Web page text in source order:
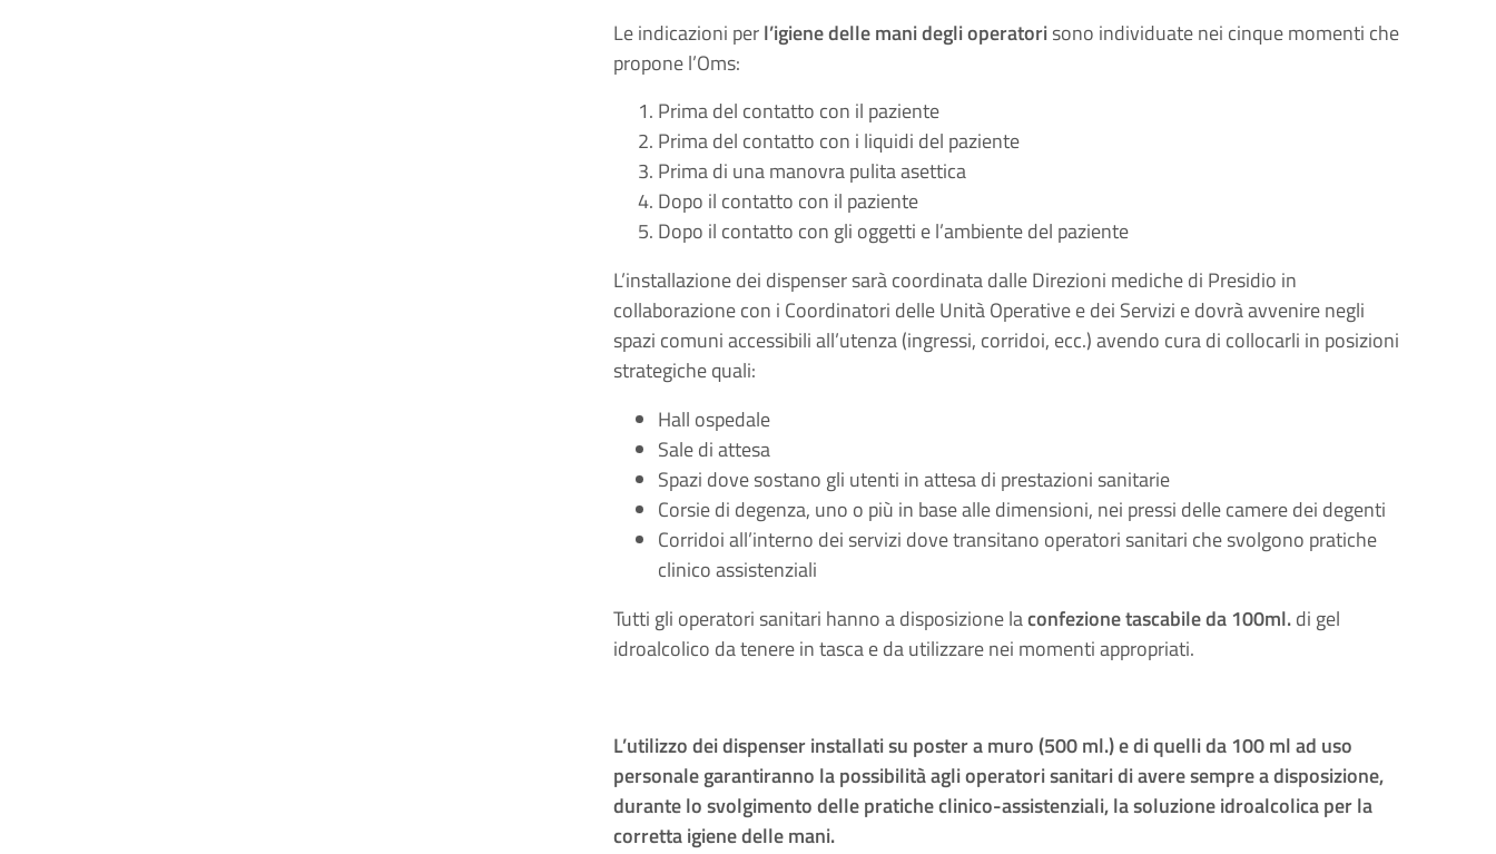
Le indicazioni perl’igiene delle mani degli operatorisono individuate nei cinque momenti che
propone l’Oms:
Prima del contatto con il paziente
Prima del contatto con i liquidi del paziente
Prima di una manovra pulita asettica
Dopo il contatto con il paziente
Dopo il contatto con gli oggetti e l’ambiente del paziente
L’installazione dei dispenser sarà coordinata dalle Direzioni mediche di Presidio in
collaborazione con i Coordinatori delle Unità Operative e dei Servizi e dovrà avvenire negli
spazi comuni accessibili all’utenza (ingressi, corridoi, ecc.) avendo cura di collocarli in posizioni
strategiche quali:
Hall ospedale
Sale di attesa
Spazi dove sostano gli utenti in attesa di prestazioni sanitarie
Corsie di degenza, uno o più in base alle dimensioni, nei pressi delle camere dei degenti
Corridoi all’interno dei servizi dove transitano operatori sanitari che svolgono pratiche
clinico assistenziali
Tutti gli operatori sanitari hanno a disposizione laconfezione tascabile da 100ml.di gel
idroalcolico da tenere in tasca e da utilizzare nei momenti appropriati.
L’utilizzo dei dispenser installati su poster a muro (500 ml.) e di quelli da 100 ml ad uso
personale garantiranno la possibilità agli operatori sanitari di avere sempre a disposizione,
durante lo svolgimento delle pratiche clinico-assistenziali, la soluzione idroalcolica per la
corretta igiene delle mani.